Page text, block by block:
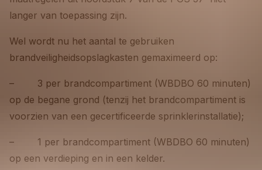
langer van toepassing zijn.
Wel wordt nu het aantal te gebruiken
brandveiligheidsopslagkasten gemaximeerd op:
– 3 per brandcompartiment (WBDBO 60 minuten)
op de begane grond (tenzij het brandcompartiment is
voorzien van een gecertificeerde sprinklerinstallatie);
– 1 per brandcompartiment (WBDBO 60 minuten)
op een verdieping en in een kelder.